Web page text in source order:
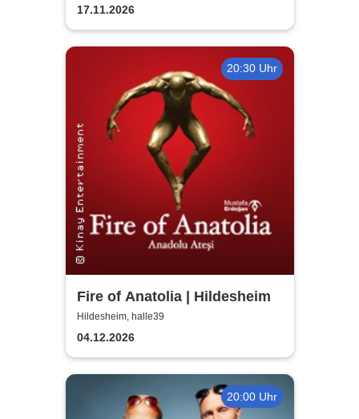
17.11.2026
20:30 Uhr
Fire of Anatolia | Hildesheim
Hildesheim, halle39
04.12.2026
20:00 Uhr